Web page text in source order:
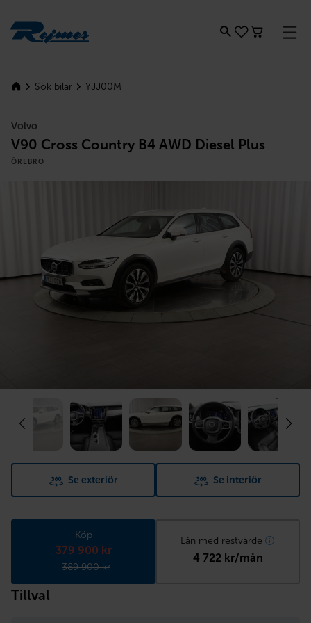
Sök bilar YJJ00M
Volvo
V90 Cross Country B4 AWD Diesel Plus
ÖREBRO
Se exteriör Se interiör
Köp
379 900 kr
389 900 kr
Lån med restvärde
4 722 kr/mån
Tillval